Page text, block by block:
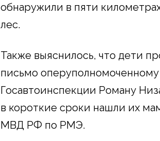
обнаружили в пяти
лес.
Также выяснилось, что дети
письмо
Госавтоинспекции Роману
в короткие сроки нашли их
МВД РФ по РМЭ.